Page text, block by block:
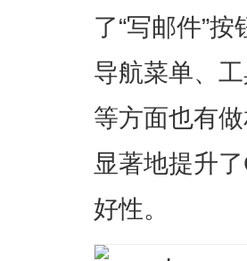
了“写邮件”
导航菜单、
等方面也有
显著地提升
好性。